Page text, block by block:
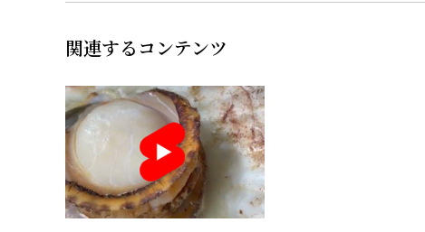
関連するコンテンツ